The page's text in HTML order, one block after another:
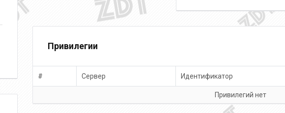
Привилегии
# Сервер Идентификатор
Привилегий нет